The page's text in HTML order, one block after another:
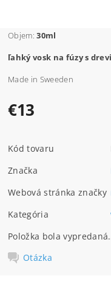
Objem:30ml
ľahký vosk na fúzy s
Made in Sweeden
€13
Kód tovaru
Značka
Webová stránka značky
Kategória
Položka bola
Otázka